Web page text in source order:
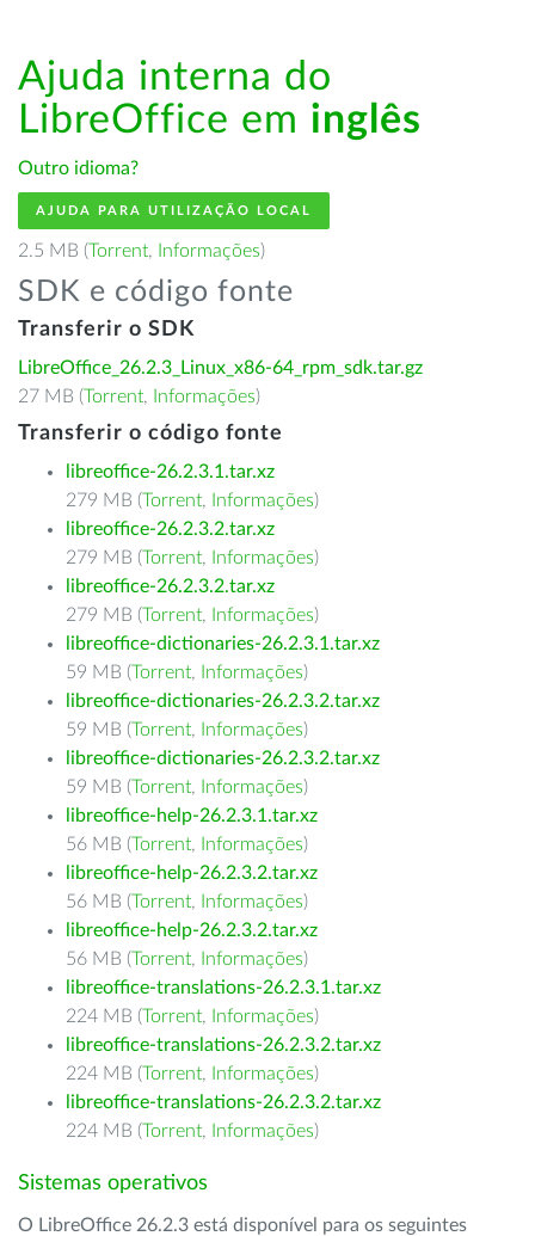
Ajuda interna do
LibreOffice em inglês
Outro idioma?
AJUDA PARA UTILIZAÇÃO LOCAL
2.5 MB (Torrent, Informações)
SDK e código fonte
Transferir o SDK
LibreOffice_26.2.3_Linux_x86-64_rpm_sdk.tar.gz
27 MB (Torrent, Informações)
Transferir o código fonte
libreoffice-26.2.3.1.tar.xz
279 MB (Torrent, Informações)
libreoffice-26.2.3.2.tar.xz
279 MB (Torrent, Informações)
libreoffice-26.2.3.2.tar.xz
279 MB (Torrent, Informações)
libreoffice-dictionaries-26.2.3.1.tar.xz
59 MB (Torrent, Informações)
libreoffice-dictionaries-26.2.3.2.tar.xz
59 MB (Torrent, Informações)
libreoffice-dictionaries-26.2.3.2.tar.xz
59 MB (Torrent, Informações)
libreoffice-help-26.2.3.1.tar.xz
56 MB (Torrent, Informações)
libreoffice-help-26.2.3.2.tar.xz
56 MB (Torrent, Informações)
libreoffice-help-26.2.3.2.tar.xz
56 MB (Torrent, Informações)
libreoffice-translations-26.2.3.1.tar.xz
224 MB (Torrent, Informações)
libreoffice-translations-26.2.3.2.tar.xz
224 MB (Torrent, Informações)
libreoffice-translations-26.2.3.2.tar.xz
224 MB (Torrent, Informações)
Sistemas operativos
O LibreOffice 26.2.3 está disponível para os seguintes